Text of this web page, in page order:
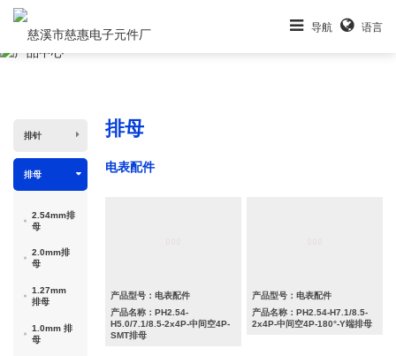
导航 语言
产品中心
排针
排母
2.54mm排
母
2.0mm排
母
1.27mm
排母
1.0mm 排
母
排母
电表配件
产品型号：电表配件
产品名称：PH2.54-
H5.0/7.1/8.5-2x4P-中间空4P-
SMT排母
产品型号：电表配件
产品名称：PH2.54-H7.1/8.5-
2x4P-中间空4P-180°-Y端排母